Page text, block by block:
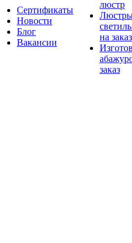
Сертификаты
Новости
Блог
Вакансии
люстр
на заказ
заказ